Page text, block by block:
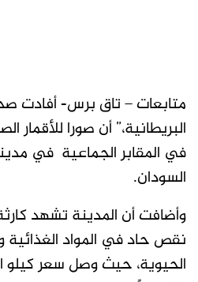
متابعات – تاق برس- أفادت
البريطانية،” أن صورا
في المقابر الجماعية في
السودان.
وأضافت أن المدينة تشهد
نقص حاد في المواد الغذائية
الحيوية، حيث وصل سعر كيلو